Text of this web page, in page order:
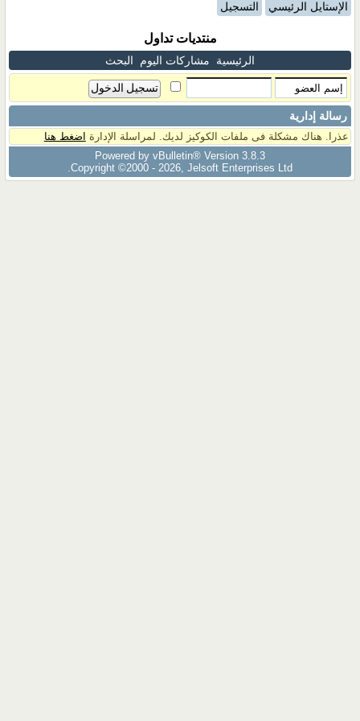
الإستايل الرئيسي التسجيل
منتديات تداول
الرئيسية مشاركات اليوم البحث
رسالة إدارية
عذرا. هناك مشكلة فى ملفات الكوكيز لديك. لمراسلة الإدارة اضغط هنا
Powered by vBulletin® Version 3.8.3
Copyright ©2000 - 2026, Jelsoft Enterprises Ltd.